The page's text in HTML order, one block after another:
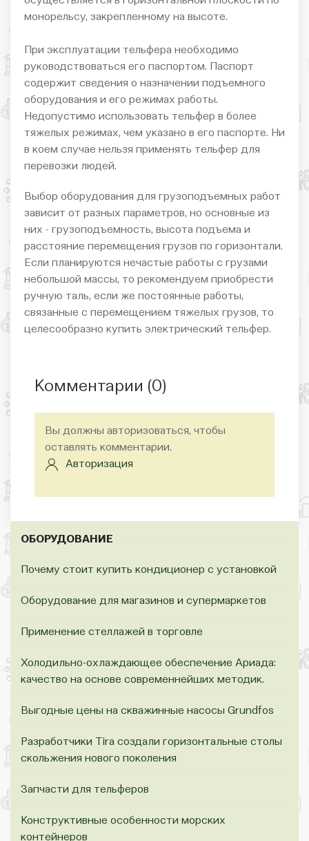
монорельсу, закрепленному на высоте.
При эксплуатации тельфера необходимо
руководствоваться его паспортом. Паспорт
содержит сведения о назначении подъемного
оборудования и его режимах работы.
Недопустимо использовать тельфер в более
тяжелых режимах, чем указано в его паспорте. Ни
в коем случае нельзя применять тельфер для
перевозки людей.
Выбор оборудования для грузоподъемных работ
зависит от разных параметров, но основные из
них - грузоподъемность, высота подъема и
расстояние перемещения грузов по горизонтали.
Если планируются нечастые работы с грузами
небольшой массы, то рекомендуем приобрести
ручную таль, если же постоянные работы,
связанные с перемещением тяжелых грузов, то
целесообразно купить электрический тельфер.
Комментарии (0)
Вы должны авторизоваться, чтобы
оставлять комментарии.
Авторизация
ОБОРУДОВАНИЕ
Почему стоит купить кондиционер с установкой
Оборудование для магазинов и супермаркетов
Применение стеллажей в торговле
Холодильно-охлаждающее обеспечение Ариада:
качество на основе современнейших методик.
Выгодные цены на скважинные насосы Grundfos
Разработчики Tira создали горизонтальные столы
скольжения нового поколения
Запчасти для тельферов
Конструктивные особенности морских
контейнеров